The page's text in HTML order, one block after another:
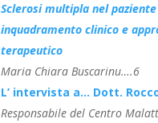
Sclerosi multipla nel paziente
inquadramento clinico e
terapeutico
Maria Chiara Buscarinu….6
L’ intervista a… Dott.
Responsabile del Centro